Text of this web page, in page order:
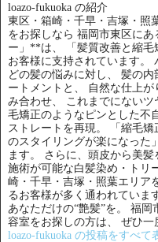
loazo-fukuoka の紹介
東区・箱崎・千早・吉塚・照
をお探しなら 福岡市東区に
ー」**は、 「髪質改善と縮
お客様に支持されています。
どの髪の悩みに対し、 髪の
ートメントと、 自然な仕上
み合わせ、 これまでにない
毛矯正のようなピンとした不
ストレートを再現。 「縮毛
のスタイリングが楽になった
ます。 さらに、頭皮から美
施術が可能な白髪染め・トリ
崎・千早・吉塚・照葉エリア
るお客様が多く通われていま
あなただけの“艶髪”を。 福
容室をお探しの方は、 ぜひ一
loazo-fukuoka の投稿をすべて